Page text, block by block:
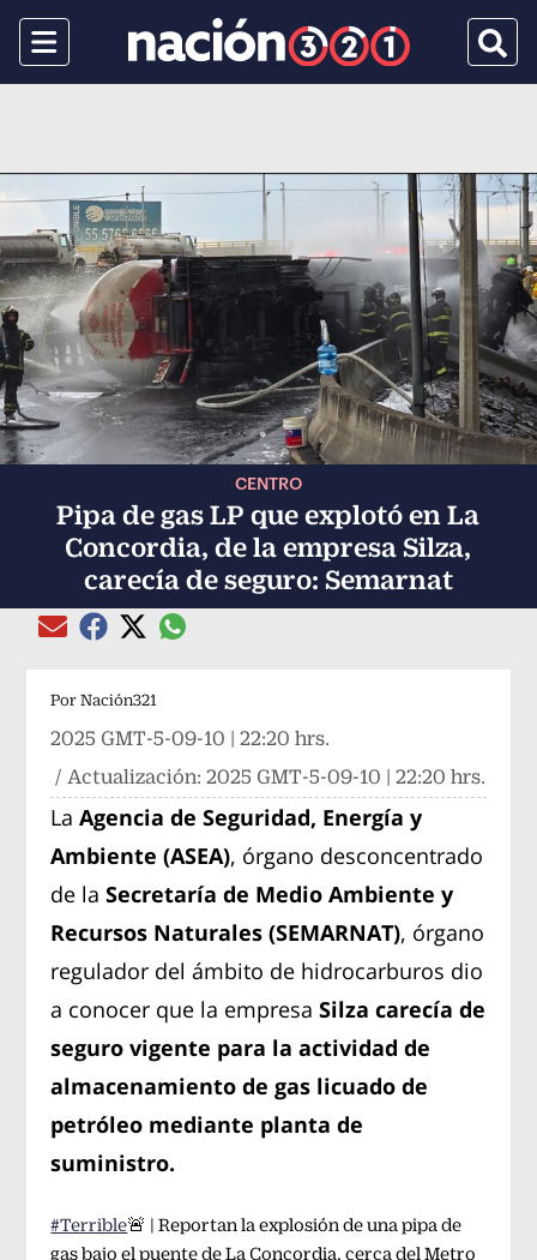
Menu
CENTRO
Pipa de gas LP que explotó en La
Concordia, de la empresa Silza,
carecía de seguro: Semarnat
Compartir el artículo actual mediante Email
Compartir el artículo actual mediante Facebook
Compartir el artículo actual mediante Twitter
Compartir el artículo actual mediante
Por Nación321
2025 GMT-5-09-10 | 22:20 hrs.
/ Actualización:2025 GMT-5-09-10 | 22:20 hrs.
LaAgencia de Seguridad, Energía y
Ambiente (ASEA), órgano desconcentrado
de laSecretaría de Medio Ambiente y
Recursos Naturales (SEMARNAT), órgano
regulador del ámbito de hidrocarburos dio
a conocer que la empresaSilza carecía de
seguro vigente para la actividad de
almacenamiento de gas licuado de
petróleo mediante planta de
suministro.
#Terrible🚨 | Reportan la explosión de una pipa de
gas bajo el puente de La Concordia, cerca del Metro